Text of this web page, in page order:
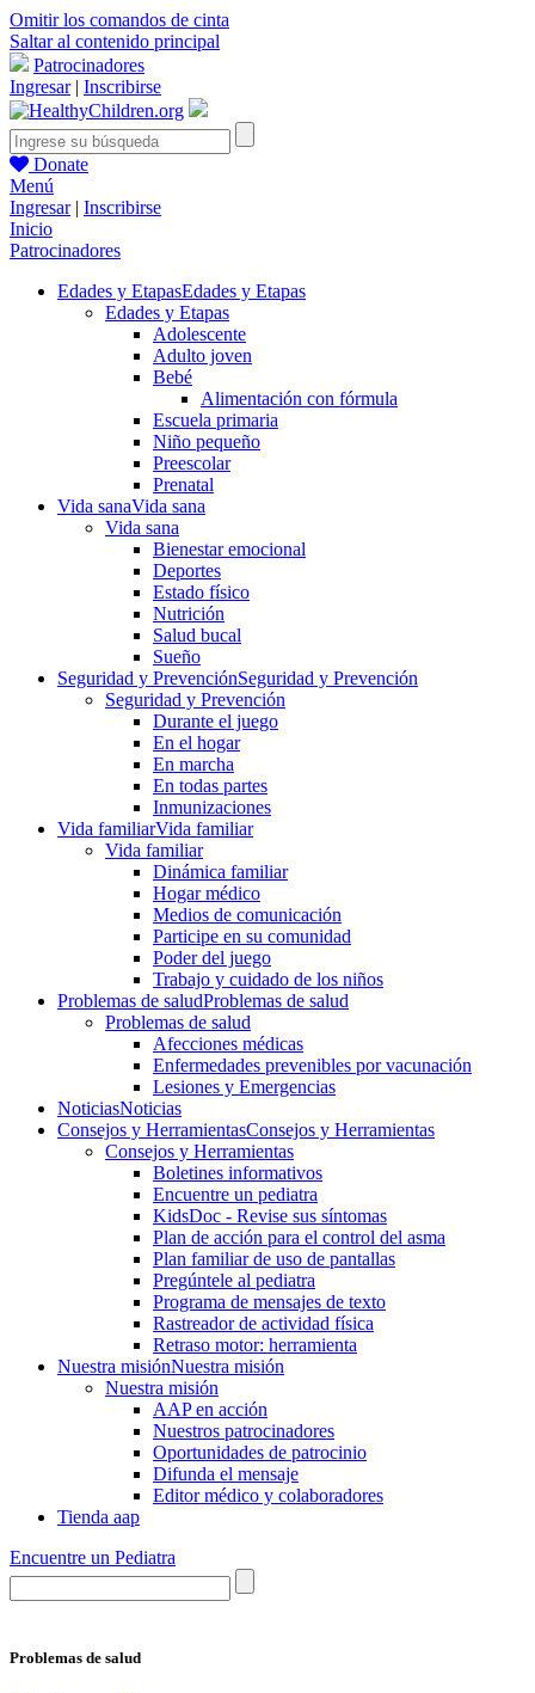
Omitir los comandos de cinta
Saltar al contenido principal
Patrocinadores
Ingresar| Inscribirse
Donate
Menú
Ingresar| Inscribirse
Inicio
Patrocinadores
Edades y EtapasEdades y Etapas
Edades y Etapas
Adolescente
Adulto joven
Bebé
Alimentación con fórmula
Escuela primaria
Niño pequeño
Preescolar
Prenatal
Vida sanaVida sana
Vida sana
Bienestar emocional
Deportes
Estado físico
Nutrición
Salud bucal
Sueño
Seguridad y PrevenciónSeguridad y Prevención
Seguridad y Prevención
Durante el juego
En el hogar
En marcha
En todas partes
Inmunizaciones
Vida familiarVida familiar
Vida familiar
Dinámica familiar
Hogar médico
Medios de comunicación
Participe en su comunidad
Poder del juego
Trabajo y cuidado de los niños
Problemas de saludProblemas de salud
Problemas de salud
Afecciones médicas
Enfermedades prevenibles por vacunación
Lesiones y Emergencias
NoticiasNoticias
Consejos y HerramientasConsejos y Herramientas
Consejos y Herramientas
Boletines informativos
Encuentre un pediatra
KidsDoc - Revise sus síntomas
Plan de acción para el control del asma
Plan familiar de uso de pantallas
Pregúntele al pediatra
Programa de mensajes de texto
Rastre​​ador de activida​d física
Retraso motor: herramienta
Nuestra misiónNuestra misión
Nuestra misión
AAP en acción
Nuestros patrocinadores
Oportunidades de patrocinio
Difunda el mensaje
Editor médico y colaboradores
Tienda aap
Encuentre un Pediatra
Problemas de salud